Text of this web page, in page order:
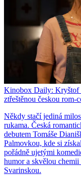
Kinobox Daily: Kryštof
ztřeštěnou českou rom-
Někdy stačí jediná
rukama. Česká
debutem Tomáše
Palmovkou, kde si
pořádně ujetými
humor a skvělou
Svarinskou.